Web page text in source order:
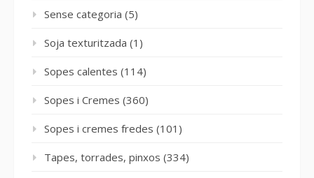
Sense categoria (5)
Soja texturitzada (1)
Sopes calentes (114)
Sopes i Cremes (360)
Sopes i cremes fredes (101)
Tapes, torrades, pinxos (334)